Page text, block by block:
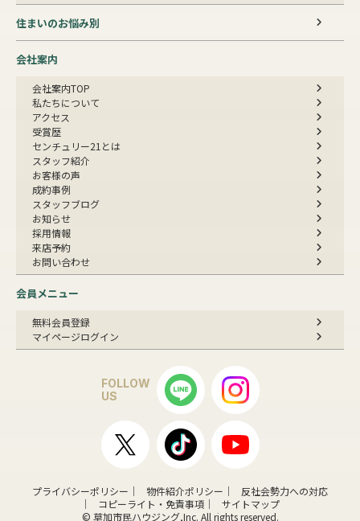
住まいのお悩み別
会社案内
会社案内TOP
私たちについて
アクセス
受賞歴
センチュリー21とは
スタッフ紹介
お客様の声
成約事例
スタッフブログ
お知らせ
採用情報
来店予約
お問い合わせ
会員メニュー
無料会員登録
マイページログイン
FOLLOW
US
プライバシーポリシー 物件紹介ポリシー
反社会勢力への対応
コピーライト・免責事項
サイトマップ
© 草加市民ハウジング,Inc. All rights reserved.